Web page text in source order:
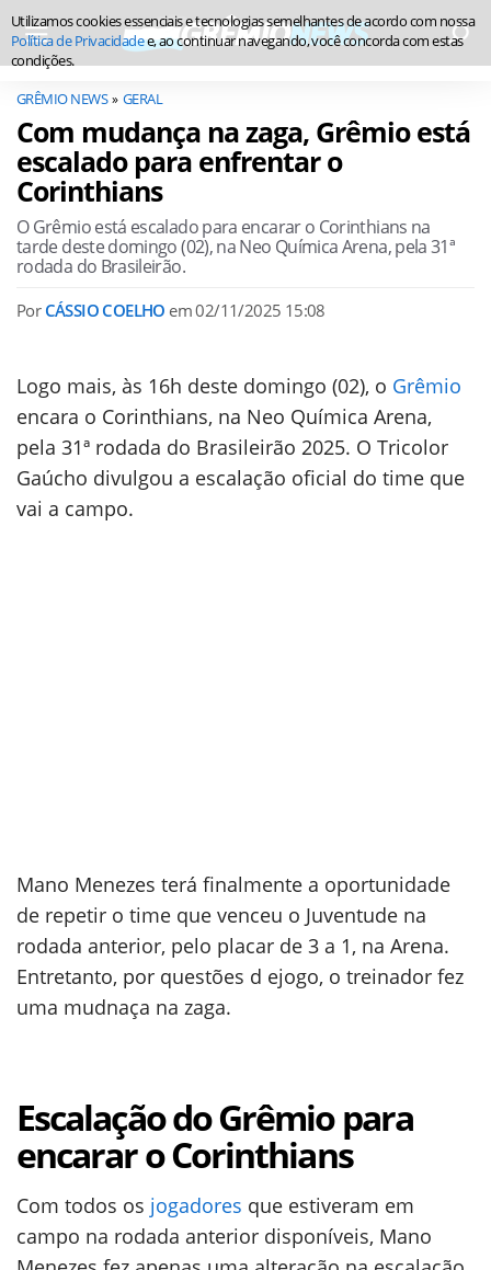
GRÊMIO NEWS GERAL
Com mudança na zaga, Grêmio está
escalado para enfrentar o
Corinthians
O Grêmio está escalado para encarar o Corinthians na
tarde deste domingo (02), na Neo Química Arena, pela 31ª
rodada do Brasileirão.
Por CÁSSIO COELHO em02/11/2025 15:08
Logo mais, às 16h deste domingo (02), o Grêmio
encara o Corinthians, na Neo Química Arena,
pela 31ª rodada do Brasileirão 2025. O Tricolor
Gaúcho divulgou a escalação oficial do time que
vai a campo.
Mano Menezes terá finalmente a oportunidade
de repetir o time que venceu o Juventude na
rodada anterior, pelo placar de 3 a 1, na Arena.
Entretanto, por questões d ejogo, o treinador fez
uma mudnaça na zaga.
Escalação do Grêmio para
encarar o Corinthians
Com todos os jogadores que estiveram em
campo na rodada anterior disponíveis, Mano
Utilizamos cookies essenciais e tecnologias semelhantes de acordo com nossa
Política de Privacidadee, ao continuar navegando, você concorda com estas
condições.